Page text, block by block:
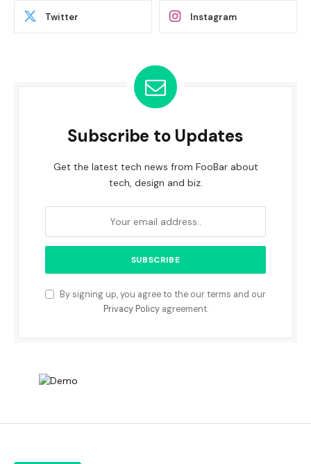
Twitter Instagram
Subscribe to Updates
Get the latest tech news from FooBar about
tech, design and biz.
By signing up, you agree to the our terms and our
Privacy Policyagreement.